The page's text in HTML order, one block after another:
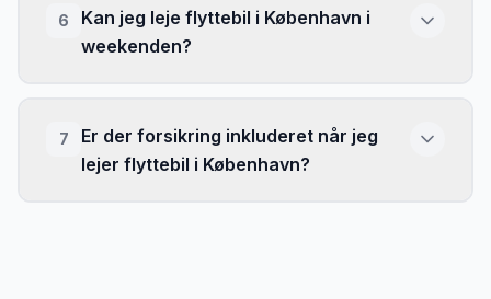
6
Kan jeg leje flyttebil i København i
weekenden?
7
Er der forsikring inkluderet når jeg
lejer flyttebil i København?